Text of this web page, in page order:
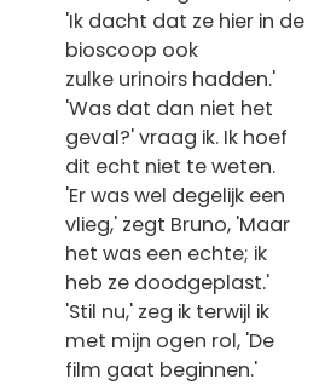
'Ik dacht dat ze hier in de
bioscoop ook
zulke urinoirs hadden.'
'Was dat dan niet het
geval?' vraag ik. Ik hoef
dit echt niet te weten.
'Er was wel degelijk een
vlieg,' zegt Bruno, 'Maar
het was een echte; ik
heb ze doodgeplast.'
'Stil nu,' zeg ik terwijl ik
met mijn ogen rol, 'De
film gaat beginnen.'